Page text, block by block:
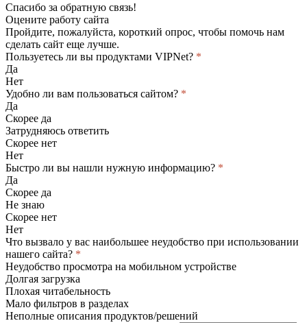
Спасибо за обратную связь!
Оцените работу сайта
Пройдите, пожалуйста, короткий опрос, чтобы помочь нам
сделать сайт еще лучше.
Пользуетесь ли вы продуктами VIPNet? *
Да
Нет
Удобно ли вам пользоваться сайтом? *
Да
Скорее да
Затрудняюсь ответить
Скорее нет
Нет
Быстро ли вы нашли нужную информацию? *
Да
Скорее да
Не знаю
Скорее нет
Нет
Что вызвало у вас наибольшее неудобство при использовании
нашего сайта? *
Неудобство просмотра на мобильном устройстве
Долгая загрузка
Плохая читабельность
Мало фильтров в разделах
Неполные описания продуктов/решений